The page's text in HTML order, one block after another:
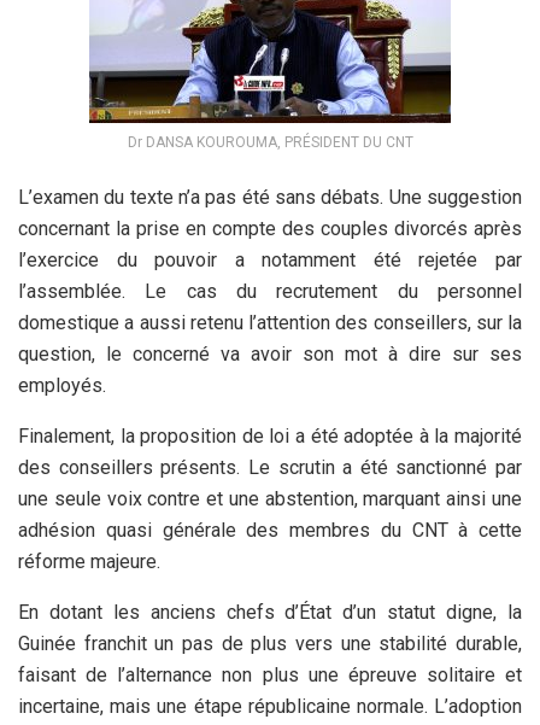
Dr DANSA KOUROUMA, PRÉSIDENT DU CNT
L’examen du texte n’a pas été sans débats. Une suggestion
concernant la prise en compte des couples divorcés après
l’exercice du pouvoir a notamment été rejetée par
l’assemblée. Le cas du recrutement du personnel
domestique a aussi retenu l’attention des conseillers, sur la
question, le concerné va avoir son mot à dire sur ses
employés.
Finalement, la proposition de loi a été adoptée à la majorité
des conseillers présents. Le scrutin a été sanctionné par
une seule voix contre et une abstention, marquant ainsi une
adhésion quasi générale des membres du CNT à cette
réforme majeure.
En dotant les anciens chefs d’État d’un statut digne, la
Guinée franchit un pas de plus vers une stabilité durable,
faisant de l’alternance non plus une épreuve solitaire et
incertaine, mais une étape républicaine normale. L’adoption